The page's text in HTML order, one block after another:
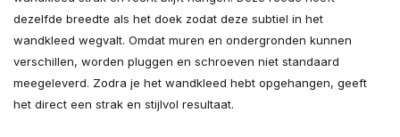
dezelfde breedte als het doek zodat deze subtiel in het
wandkleed wegvalt. Omdat muren en ondergronden kunnen
verschillen, worden pluggen en schroeven niet standaard
meegeleverd. Zodra je het wandkleed hebt opgehangen, geeft
het direct een strak en stijlvol resultaat.